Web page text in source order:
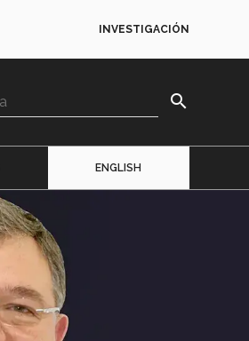
INVESTIGACIÓN
search
ENGLISH